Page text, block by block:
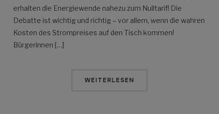
erhalten die Energiewende nahezu zum Nulltarif! Die
Debatte ist wichtig und richtig – vor allem, wenn die wahren
Kosten des Strompreises auf den Tisch kommen!
Bürgerinnen […]
WEITERLESEN